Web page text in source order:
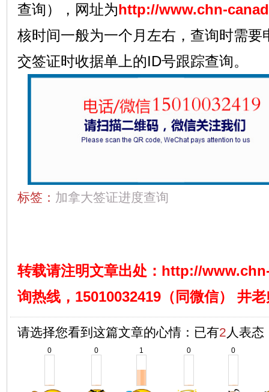
查询），网址为http://www.chn-
核时间一般为一个月左右，查询时需要
交签证时收据单上的ID号跟踪查询。
标签： 加拿大签证进度查询
转载请注明文章出处： http://
询热线，15010032419（同微信） 井老
请选择您看到这篇文章的心情：已有2 人表态
0 0 1 0 0